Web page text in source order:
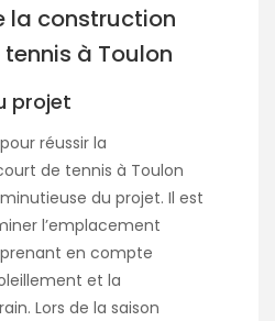
la construction
à Toulon
projet
réussir la
de tennis à Toulon
du projet. Il est
l’emplacement
en compte
et la
Lors de la saison